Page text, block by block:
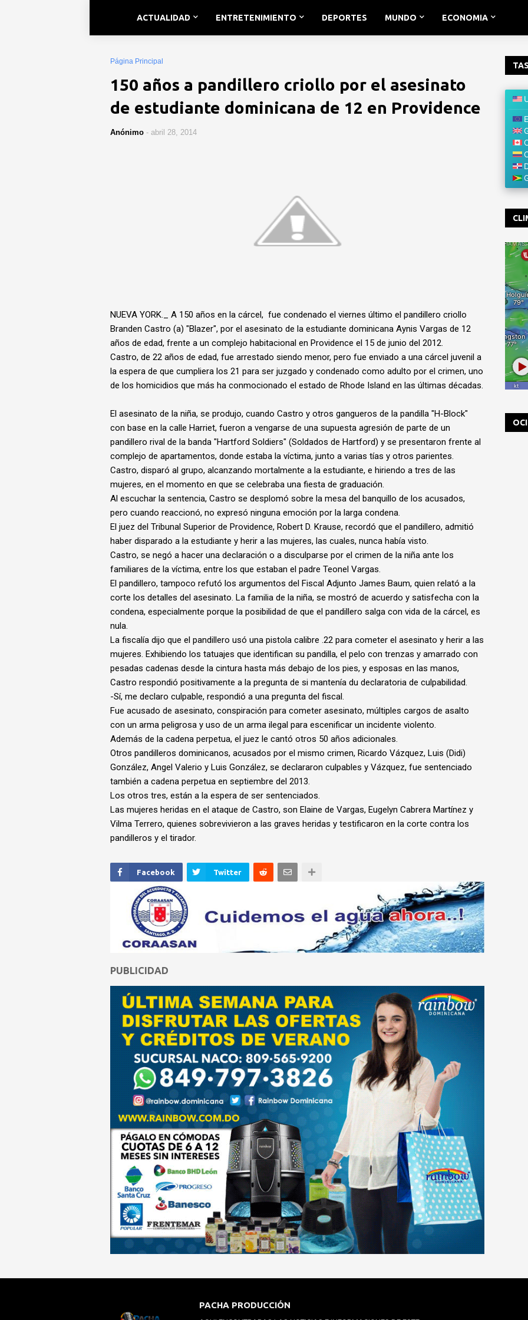
ACTUALIDAD ENTRETENIMIENTO DEPORTES MUNDO ECONOMIA
Página Principal
150 años a pandillero criollo por el asesinato
de estudiante dominicana de 12 en Providence
Anónimo - abril 28, 2014
NUEVA YORK._ A 150 años en la cárcel, fue condenado el viernes último el pandillero criollo
Branden Castro (a) "Blazer", por el asesinato de la estudiante dominicana Aynis Vargas de 12
años de edad, frente a un complejo habitacional en Providence el 15 de junio del 2012.
Castro, de 22 años de edad, fue arrestado siendo menor, pero fue enviado a una cárcel juvenil a
la espera de que cumpliera los 21 para ser juzgado y condenado como adulto por el crimen, uno
de los homicidios que más ha conmocionado el estado de Rhode Island en las últimas décadas.
El asesinato de la niña, se produjo, cuando Castro y otros gangueros de la pandilla "H-Block"
con base en la calle Harriet, fueron a vengarse de una supuesta agresión de parte de un
pandillero rival de la banda "Hartford Soldiers" (Soldados de Hartford) y se presentaron frente al
complejo de apartamentos, donde estaba la víctima, junto a varias tías y otros parientes.
Castro, disparó al grupo, alcanzando mortalmente a la estudiante, e hiriendo a tres de las
mujeres, en el momento en que se celebraba una fiesta de graduación.
Al escuchar la sentencia, Castro se desplomó sobre la mesa del banquillo de los acusados,
pero cuando reaccionó, no expresó ninguna emoción por la larga condena.
El juez del Tribunal Superior de Providence, Robert D. Krause, recordó que el pandillero, admitió
haber disparado a la estudiante y herir a las mujeres, las cuales, nunca había visto.
Castro, se negó a hacer una declaración o a disculparse por el crimen de la niña ante los
familiares de la víctima, entre los que estaban el padre Teonel Vargas.
El pandillero, tampoco refutó los argumentos del Fiscal Adjunto James Baum, quien relató a la
corte los detalles del asesinato. La familia de la niña, se mostró de acuerdo y satisfecha con la
condena, especialmente porque la posibilidad de que el pandillero salga con vida de la cárcel, es
nula.
La fiscalía dijo que el pandillero usó una pistola calibre .22 para cometer el asesinato y herir a las
mujeres. Exhibiendo los tatuajes que identifican su pandilla, el pelo con trenzas y amarrado con
pesadas cadenas desde la cintura hasta más debajo de los pies, y esposas en las manos,
Castro respondió positivamente a la pregunta de si mantenía du declaratoria de culpabilidad.
-Sí, me declaro culpable, respondió a una pregunta del fiscal.
Fue acusado de asesinato, conspiración para cometer asesinato, múltiples cargos de asalto
con un arma peligrosa y uso de un arma ilegal para escenificar un incidente violento.
Además de la cadena perpetua, el juez le cantó otros 50 años adicionales.
Otros pandilleros dominicanos, acusados por el mismo crimen, Ricardo Vázquez, Luis (Didi)
González, Angel Valerio y Luis González, se declararon culpables y Vázquez, fue sentenciado
también a cadena perpetua en septiembre del 2013.
Los otros tres, están a la espera de ser sentenciados.
Las mujeres heridas en el ataque de Castro, son Elaine de Vargas, Eugelyn Cabrera Martínez y
Vilma Terrero, quienes sobrevivieron a las graves heridas y testificaron en la corte contra los
pandilleros y el tirador.
Facebook Twitter
PUBLICIDAD
PACHA PRODUCCIÓN